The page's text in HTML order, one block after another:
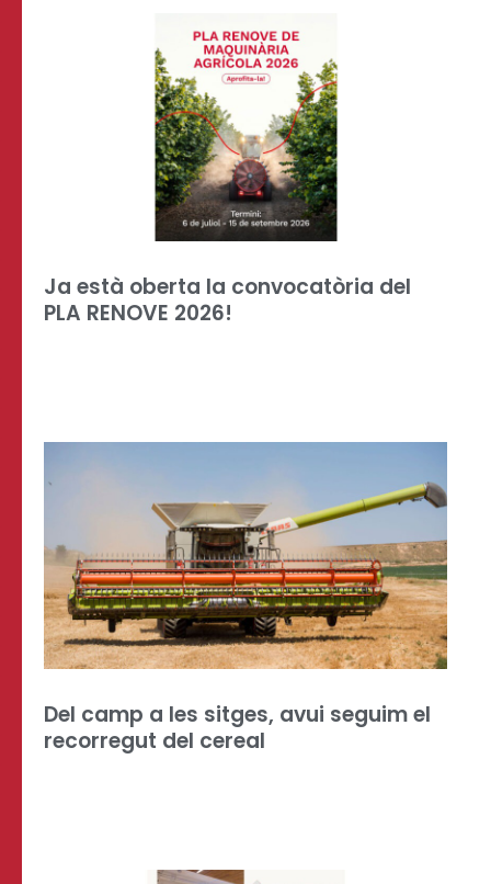
Ja està oberta la convocatòria del
PLA RENOVE 2026!
Del camp a les sitges, avui seguim el
recorregut del cereal